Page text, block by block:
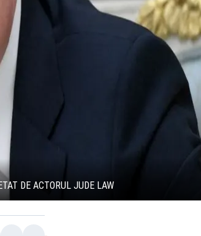
DE ACTORUL JUDE LAW